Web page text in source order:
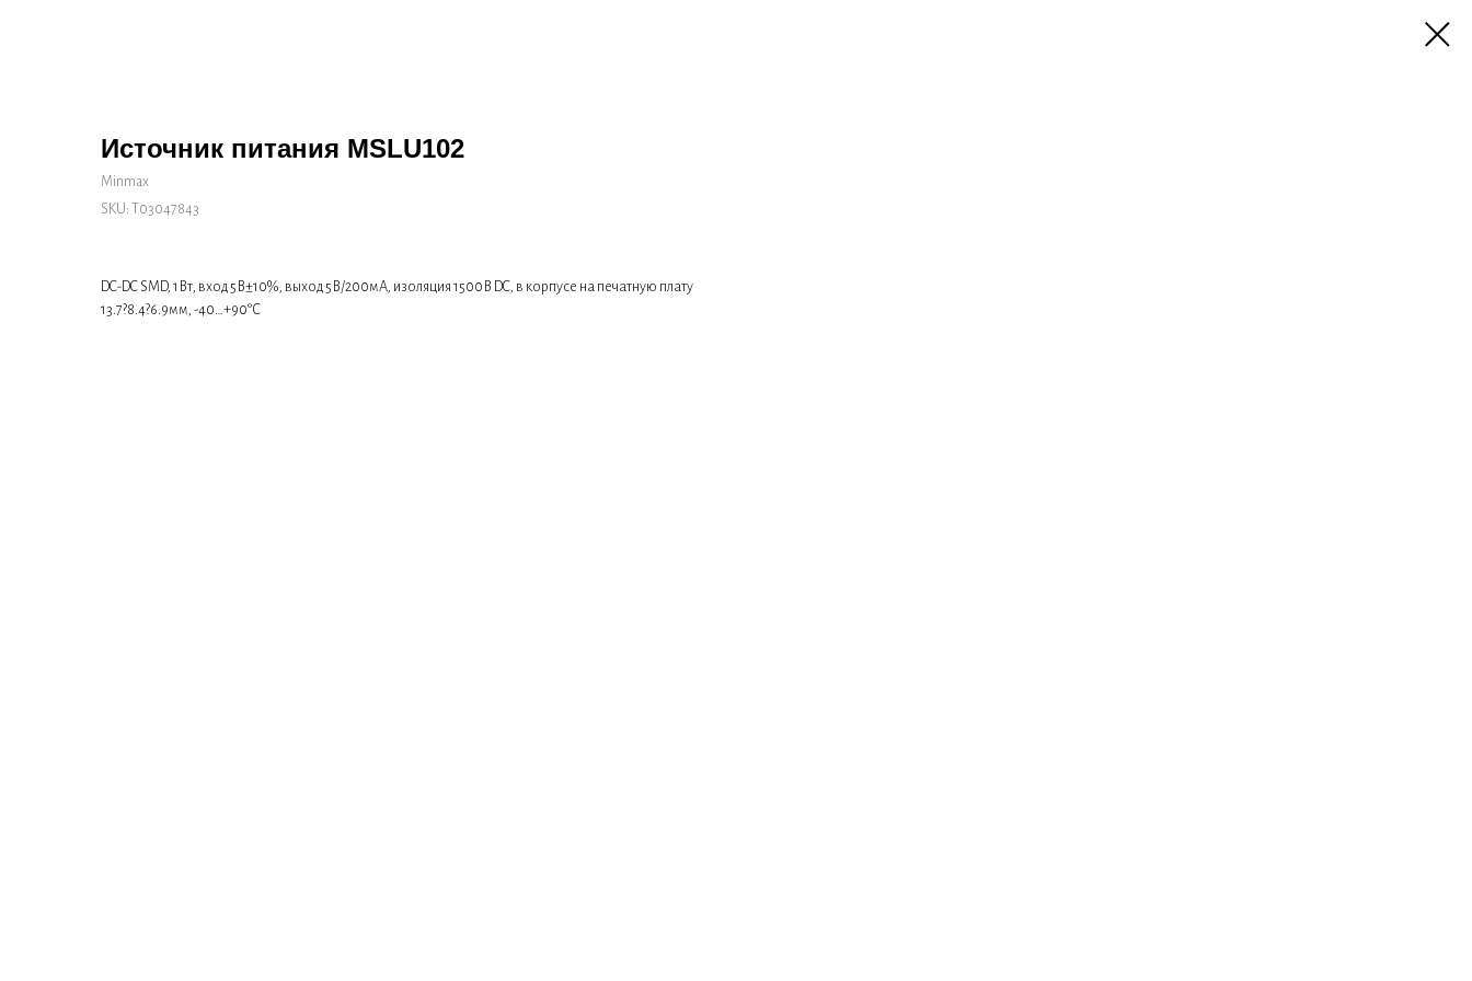
Источник питания MSLU102
Minmax
SKU:
Т03047843
DC-DC SMD, 1Вт, вход 5В±10%, выход 5В/200мА, изоляция 1500В DC, в корпусе на печатную плату
13.7?8.4?6.9мм, -40…+90°С